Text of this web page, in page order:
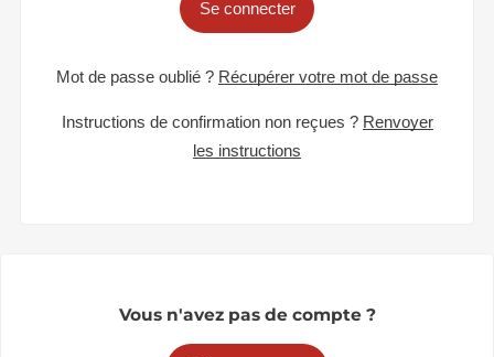
Se connecter
Mot de passe oublié ? Récupérer votre mot de passe
Instructions de confirmation non reçues ? Renvoyer
les instructions
Vous n'avez pas de compte ?